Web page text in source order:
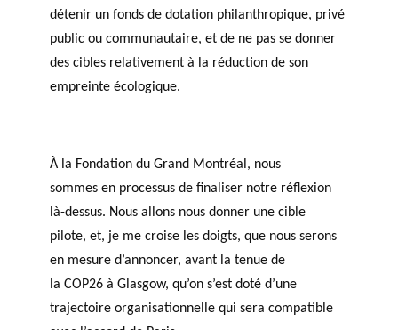
détenir un fonds de dotation philanthropique, privé
public ou communautaire, et de ne pas se donner
des cibles relativement à la réduction de son
empreinte écologique.
À la Fondation du Grand Montréal, nous
sommes en processus de finaliser notre réflexion
là-dessus. Nous allons nous donner une cible
pilote, et, je me croise les doigts, que nous serons
en mesure d’annoncer, avant la tenue de
la COP26 à Glasgow, qu’on s’est doté d’une
trajectoire organisationnelle qui sera compatible